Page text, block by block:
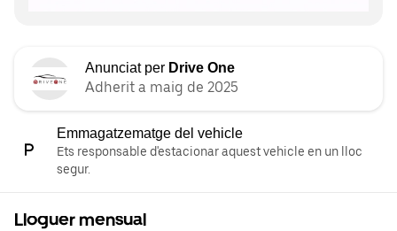
Anunciat per Drive One
Adherit a maig de 2025
Emmagatzematge del vehicle
Ets responsable d'estacionar aquest vehicle en un lloc
segur.
Lloguer mensual